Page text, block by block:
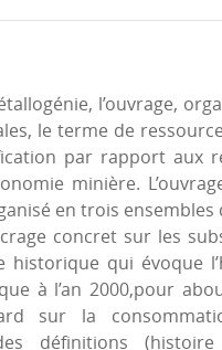
l’ouvrage,
le terme de
par rapport aux
minière.
en trois ensembles
concret sur les
qui évoque
à l’an 2000,pour
sur la
définitions